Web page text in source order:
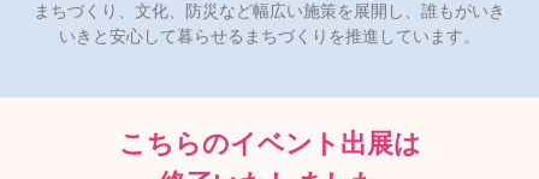
まちづくり、文化、防災など幅広い施策を展開し、誰もがいき
いきと安心して暮らせるまちづくりを推進しています。
こちらのイベント出展は